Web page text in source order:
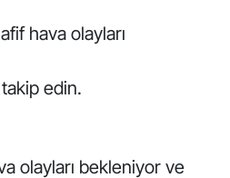
hava olayları
edin.
olayları bekleniyor ve